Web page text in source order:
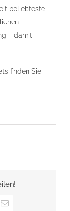
beliebteste
– damit
finden Sie
E-